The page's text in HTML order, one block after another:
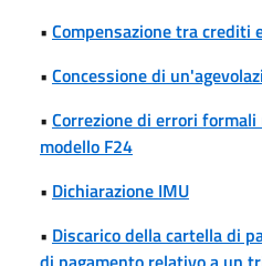
• Compensazione tra
• Concessione di
• Correzione di errori
modello F24
• Dichiarazione IMU
• Discarico della cartella di